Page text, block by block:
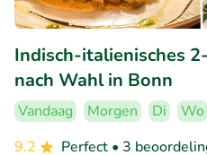
Indisch-italienisches
nach Wahl in Bonn
Vandaag Morgen Di Wo
9.2
Perfect • 3